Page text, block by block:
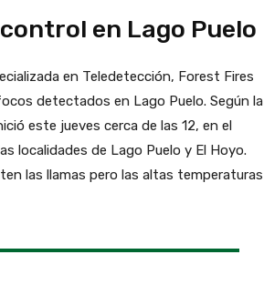
en Lago Puelo
en Teledetección, Forest Fires
detectados en Lago Puelo. Según la
este jueves cerca de las 12, en el
localidades de Lago Puelo y El Hoyo.
las llamas pero las altas temperaturas